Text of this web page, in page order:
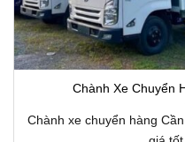
Chành Xe Chuyển
Chành xe chuyển hàng